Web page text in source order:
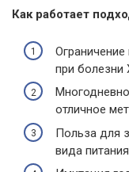
Как работает
при болезни
отличное
Польза для
вида